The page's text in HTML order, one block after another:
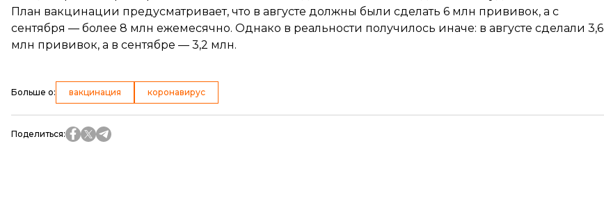
План вакцинации предусматривает, что в августе должны были сделать 6 млн прививок, а с
сентября — более 8 млн ежемесячно. Однако в реальности получилось иначе: в августе сделали 3,6
млн прививок, а в сентябре — 3,2 млн.
Больше о: вакцинация коронавирус
Поделиться: